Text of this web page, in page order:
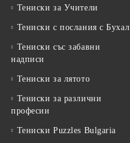
Тениски за Учители
Тениски с послания с Бухал
Тениски със забавни
надписи
Тениски за лятото
Тениски за различни
професии
Тениски Puzzles Bulgaria